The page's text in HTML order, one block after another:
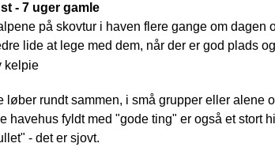
- 7 uger gamle
på skovtur i haven flere gange om dagen
lide at lege med dem, når der er god plads
løber rundt sammen, i små grupper eller alene
havehus fyldt med "gode ting" er også et stort
- det er sjovt.